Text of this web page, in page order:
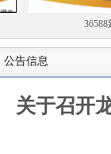
36588延时
公告信息
关于召开